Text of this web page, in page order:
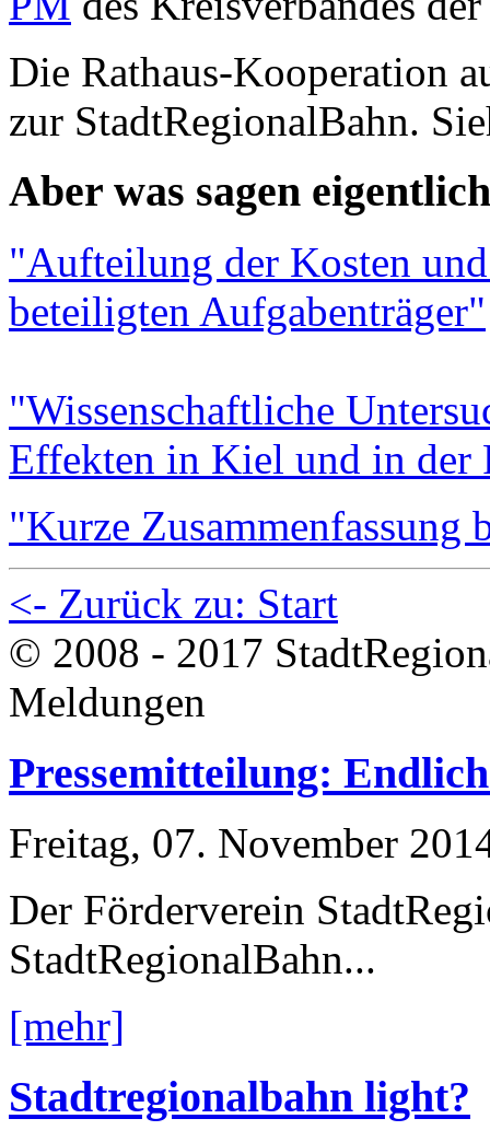
Die Rathaus-Kooperation
zur StadtRegionalBahn.
Aber was sagen
"Aufteilung der Kosten
beteiligten Aufgabenträger"
"Wissenschaftliche
Effekten in Kiel und in der
"Kurze Zusammenfassung
<- Zurück zu: Start
© 2008 - 2017
Meldungen
Pressemitteilung:
Freitag, 07. November
Der Förderverein
StadtRegionalBahn...
[mehr]
Stadtregionalbahn light?